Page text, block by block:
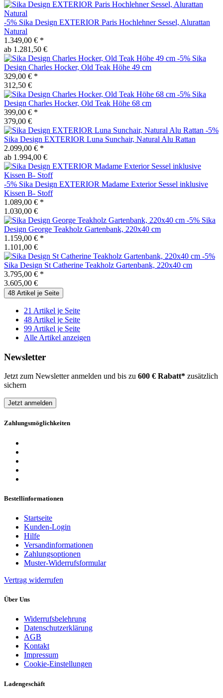
-5% Sika Design EXTERIOR Paris Hochlehner Sessel, Alurattan
Natural
1.349,00 € *
ab 1.281,50 €
-5% Sika
Design Charles Hocker, Old Teak Höhe 49 cm
329,00 € *
312,50 €
-5% Sika
Design Charles Hocker, Old Teak Höhe 68 cm
399,00 € *
379,00 €
-5%
Sika Design EXTERIOR Luna Sunchair, Natural Alu Rattan
2.099,00 € *
ab 1.994,00 €
-5% Sika Design EXTERIOR Madame Exterior Sessel inklusive
Kissen B- Stoff
1.089,00 € *
1.030,00 €
-5% Sika
Design George Teakholz Gartenbank, 220x40 cm
1.159,00 € *
1.101,00 €
-5%
Sika Design St Catherine Teakholz Gartenbank, 220x40 cm
3.795,00 € *
3.605,00 €
48 Artikel je Seite
21 Artikel je Seite
48 Artikel je Seite
99 Artikel je Seite
Alle Artikel anzeigen
Newsletter
Jetzt zum Newsletter anmelden und bis zu 600 € Rabatt* zusätzlich
sichern
Jetzt anmelden
Zahlungsmöglichkeiten
Bestellinformationen
Startseite
Kunden-Login
Hilfe
Versandinformationen
Zahlungsoptionen
Muster-Widerrufsformular
Vertrag widerrufen
Über Uns
Widerrufsbelehrung
Datenschutzerklärung
AGB
Kontakt
Impressum
Cookie-Einstellungen
Ladengeschäft